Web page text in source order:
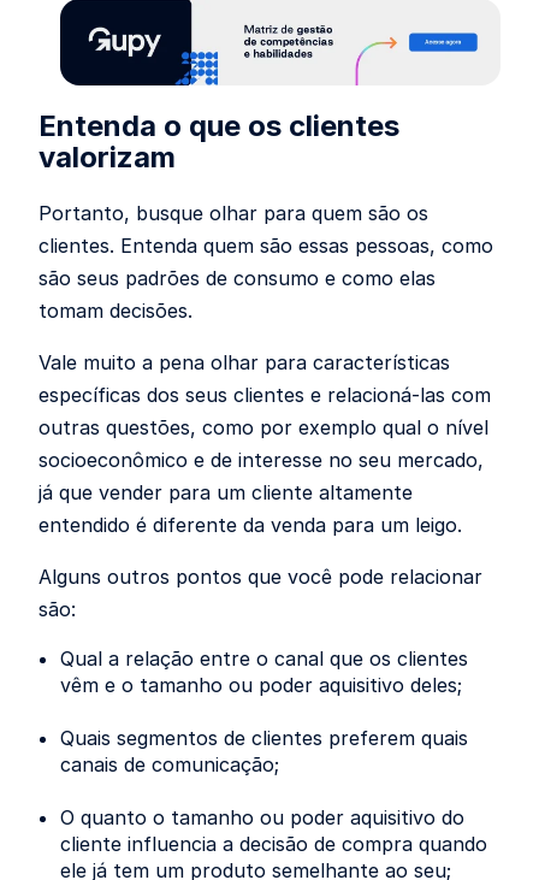
Entenda o que os clientes
valorizam
Portanto, busque olhar para quem são os
clientes. Entenda quem são essas pessoas, como
são seus padrões de consumo e como elas
tomam decisões.
Vale muito a pena olhar para características
específicas dos seus clientes e relacioná-las com
outras questões, como por exemplo qual o nível
socioeconômico e de interesse no seu mercado,
já que vender para um cliente altamente
entendido é diferente da venda para um leigo.
Alguns outros pontos que você pode relacionar
são:
Qual a relação entre o canal que os clientes
vêm e o tamanho ou poder aquisitivo deles;
Quais segmentos de clientes preferem quais
canais de comunicação;
O quanto o tamanho ou poder aquisitivo do
cliente influencia a decisão de compra quando
ele já tem um produto semelhante ao seu;